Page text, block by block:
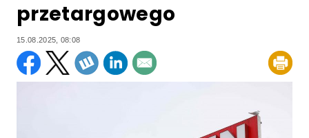
przetargowego
15.08.2025, 08:08